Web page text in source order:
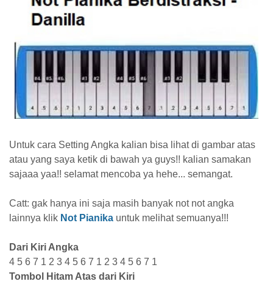
Untuk cara Setting Angka kalian bisa lihat di gambar atas
atau yang saya ketik di bawah ya guys!! kalian samakan
sajaaa yaa!! selamat mencoba ya hehe... semangat.
Catt: gak hanya ini saja masih banyak not not angka
lainnya klik Not Pianika untuk melihat semuanya!!!
Dari Kiri Angka
4 5 6 7 1 2 3 4 5 6 7 1 2 3 4 5 6 7 1
Tombol Hitam Atas dari Kiri